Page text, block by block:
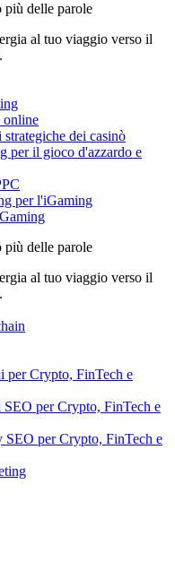
più delle parole
al tuo viaggio verso il
online
dei casinò
per il gioco d'azzardo e
per l'iGaming
più delle parole
al tuo viaggio verso il
per Crypto, FinTech e
per Crypto, FinTech e
SEO per Crypto, FinTech e